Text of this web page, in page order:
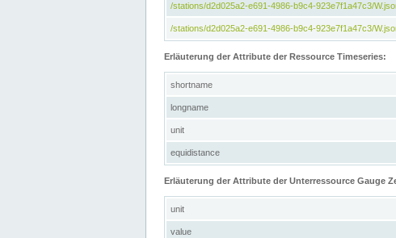
/stations/d2d025a2-e691-4986-b9c4-923e7f1a47c3/
/stations/d2d025a2-e691-4986-b9c4-923e7f1a47c3/
Erläuterung der Attribute der Ressource Timeseries:
shortname
longname
unit
equidistance
Erläuterung der Attribute der Unterressource Gauge
unit
value